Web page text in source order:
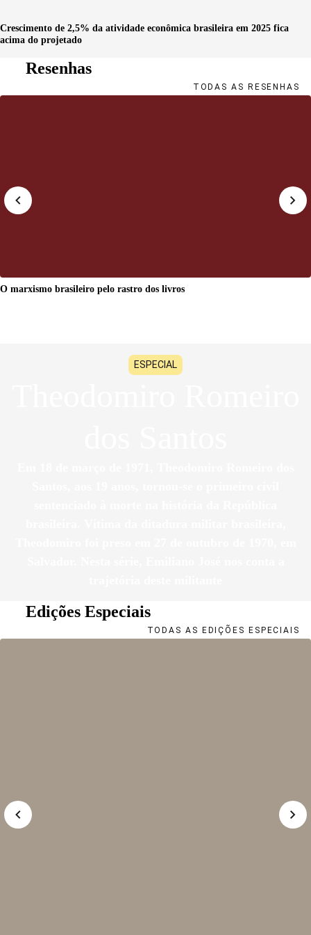
Crescimento de 2,5% da atividade econômica brasileira em 2025 fica
acima do projetado
Resenhas
TODAS AS RESENHAS
O marxismo brasileiro pelo rastro dos livros
ESPECIAL
Edições Especiais
TODAS AS EDIÇÕES ESPECIAIS